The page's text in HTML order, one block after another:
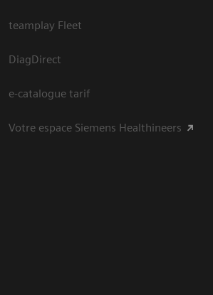
teamplay Fleet
DiagDirect
e-catalogue tarif
Votre espace Siemens Healthineers